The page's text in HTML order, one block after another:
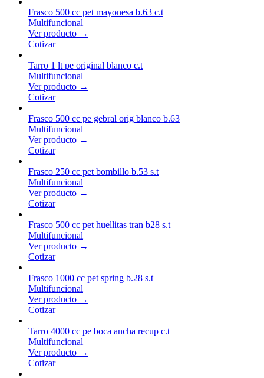
Frasco 500 cc pet mayonesa b.63 c.t
Multifuncional
Ver producto →
Cotizar
Tarro 1 lt pe original blanco c.t
Multifuncional
Ver producto →
Cotizar
Frasco 500 cc pe gebral orig blanco b.63
Multifuncional
Ver producto →
Cotizar
Frasco 250 cc pet bombillo b.53 s.t
Multifuncional
Ver producto →
Cotizar
Frasco 500 cc pet huellitas tran b28 s.t
Multifuncional
Ver producto →
Cotizar
Frasco 1000 cc pet spring b.28 s.t
Multifuncional
Ver producto →
Cotizar
Tarro 4000 cc pe boca ancha recup c.t
Multifuncional
Ver producto →
Cotizar